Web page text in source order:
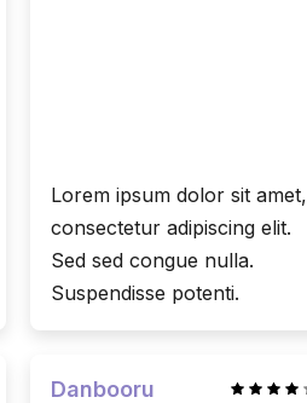
Lorem ipsum dolor sit amet,
consectetur adipiscing elit.
Sed sed congue nulla.
Suspendisse potenti.
Danbooru